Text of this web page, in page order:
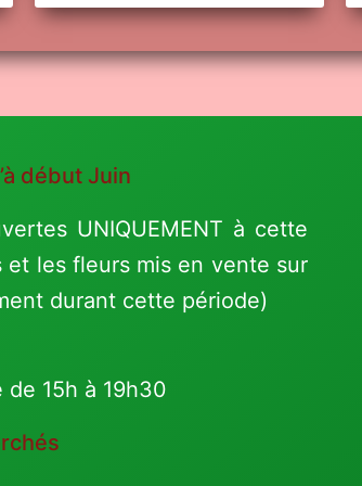
début Juin
UNIQUEMENT à cette
les fleurs mis en vente sur
durant cette période)
15h à 19h30